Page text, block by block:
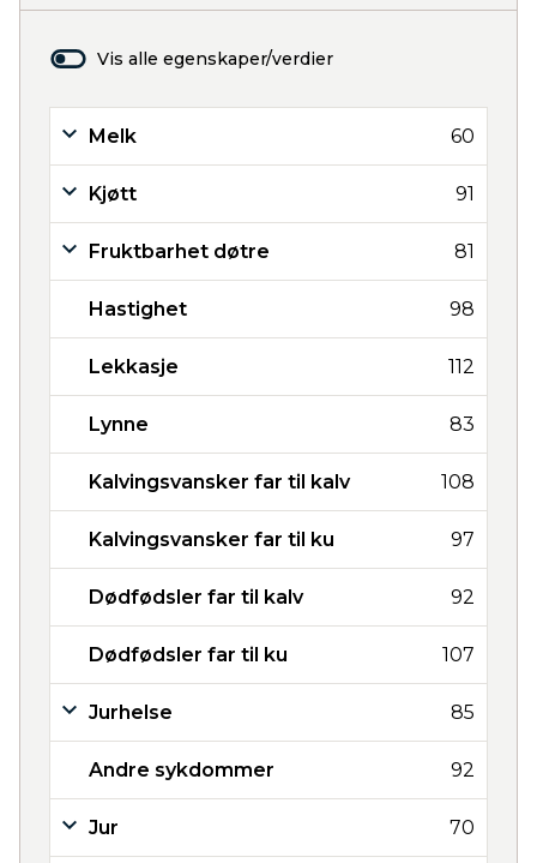
Vis alle egenskaper/verdier
Melk 60
Kjøtt 91
Fruktbarhet døtre 81
Hastighet 98
Lekkasje 112
Lynne 83
Kalvingsvansker far til kalv 108
Kalvingsvansker far til ku 97
Dødfødsler far til kalv 92
Dødfødsler far til ku 107
Jurhelse 85
Andre sykdommer 92
Jur 70